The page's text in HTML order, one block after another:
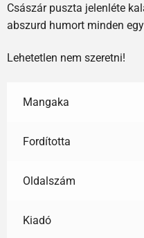
Császár puszta jelenléte
abszurd humort minden
Lehetetlen nem szeretni!
Mangaka
Fordította
Oldalszám
Kiadó